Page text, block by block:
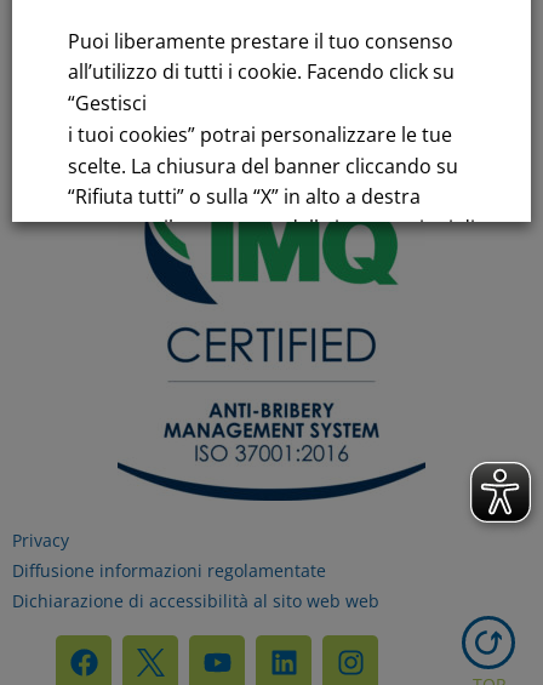
Iscrizione Registro Imprese
C.F.e P.IVA 00776140154
C.C.I.AA. Milano – REA 28331
Privacy
Diffusione informazioni regolamentate
Dichiarazione di accessibilità al sito web web
Puoi liberamente prestare il tuo consenso
all’utilizzo di tutti i cookie. Facendo click su
“Gestisci
i tuoi cookies” potrai personalizzare le tue
scelte. La chiusura del banner cliccando su
“Rifiuta tutti” o sulla “X” in alto a destra
comporta il permanere delle impostazioni di
default e la continuazione della navigazione
in assenza di cookie o altri strumenti di
tracciamento diversi da quelli tecnici.
Per maggiori informazioni consulta la
Informativa sui dati personali e cookie
privacy
RIFIUTA TUTTI
GESTISCI I TUOI COOKIES